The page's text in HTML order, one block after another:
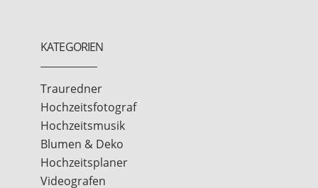
KATEGORIEN
Trauredner
Hochzeitsfotograf
Hochzeitsmusik
Blumen & Deko
Hochzeitsplaner
Videografen